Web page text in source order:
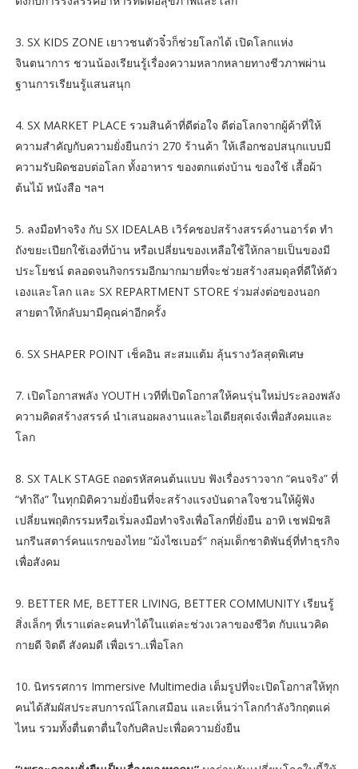
3. SX KIDS ZONE เยาวชนตัวจิ๋วก็ช่วยโลกได้ เปิดโลกแห่ง
จินตนาการ ชวนน้องเรียนรู้เรื่องความหลากหลายทางชีวภาพผ่าน
ฐานการเรียนรู้แสนสนุก
4. SX MARKET PLACE รวมสินค้าที่ดีต่อใจ ดีต่อโลกจากผู้ค้าที่ให้
ความสำคัญกับความยั่งยืนกว่า 270 ร้านค้า ให้เลือกชอปสนุกแบบมี
ความรับผิดชอบต่อโลก ทั้งอาหาร ของตกแต่งบ้าน ของใช้ เสื้อผ้า
ต้นไม้ หนังสือ ฯลฯ
5. ลงมือทำจริง กับ SX IDEALAB เวิร์คชอปสร้างสรรค์งานอาร์ต ทำ
ถังขยะเปียกใช้เองที่บ้าน หรือเปลี่ยนของเหลือใช้ให้กลายเป็นของมี
ประโยชน์ ตลอดจนกิจกรรมอีกมากมายที่จะช่วยสร้างสมดุลที่ดีให้ตัว
เองและโลก และ SX REPARTMENT STORE ร่วมส่งต่อของนอก
สายตาให้กลับมามีคุณค่าอีกครั้ง
6. SX SHAPER POINT เช็คอิน สะสมแต้ม ลุ้นรางวัลสุดพิเศษ
7. เปิดโอกาสพลัง YOUTH เวทีที่เปิดโอกาสให้คนรุ่นใหม่ประลองพลัง
ความคิดสร้างสรรค์ นำเสนอผลงานและไอเดียสุดเจ๋งเพื่อสังคมและ
โลก
8. SX TALK STAGE ถอดรหัสคนต้นแบบ ฟังเรื่องราวจาก “คนจริง” ที่
“ทำถึง” ในทุกมิติความยั่งยืนที่จะสร้างแรงบันดาลใจชวนให้ผู้ฟัง
เปลี่ยนพฤติกรรมหรือเริ่มลงมือทำจริงเพื่อโลกที่ยั่งยืน อาทิ เชฟมิชลิ
นกรีนสตาร์คนแรกของไทย “ม้งไซเบอร์” กลุ่มเด็กชาติพันธุ์ที่ทำธุรกิจ
เพื่อสังคม
9. BETTER ME, BETTER LIVING, BETTER COMMUNITY เรียนรู้
สิ่งเล็กๆ ที่เราแต่ละคนทำได้ในแต่ละช่วงเวลาของชีวิต กับแนวคิด
กายดี จิตดี สังคมดี เพื่อเรา..เพื่อโลก
10. นิทรรศการ Immersive Multimedia เต็มรูปที่จะเปิดโอกาสให้ทุก
คนได้สัมผัสประสบการณ์โลกเสมือน และเห็นว่าโลกกำลังวิกฤตแค่
ไหน รวมทั้งตื่นตาตื่นใจกับศิลปะเพื่อความยั่งยืน